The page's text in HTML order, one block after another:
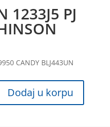
1233J5 PJ
CANDY BLJ443UN
Dodaj u korpu